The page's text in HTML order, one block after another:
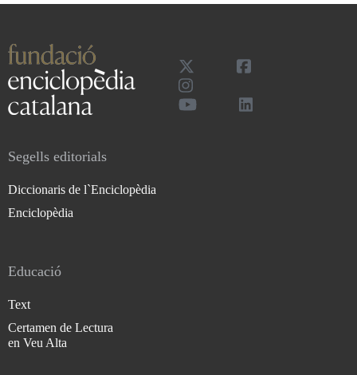
Segells editorials
Diccionaris de l`Enciclopèdia
Enciclopèdia
Educació
Text
Certamen de Lectura
en Veu Alta